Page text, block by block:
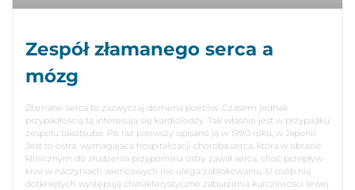
Zespół złamanego serca a
mózg
Złamane serca to zazwyczaj domena poetów. Czasem jednak
przypadłością tą interesują się kardiolodzy. Tak właśnie jest w przypadku
zespołu takotsubo. Po raz pierwszy opisano ją w 1990 roku, w Japonii.
Jest to ostra, wymagająca hospitalizacji choroba serca, która w obrazie
klinicznym do złudzenia przypomina ostry zawał serca, choć przepływ
krwi w naczyniach wieńcowych nie ulega zablokowaniu. U osób nią
dotkniętych występują charakterystyczne zaburzenia kurczliwości lewej